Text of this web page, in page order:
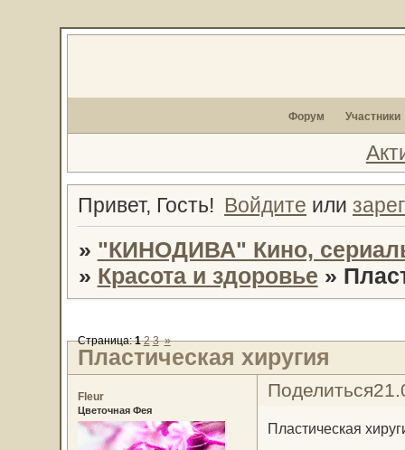
Форум Участники
Привет, Гость! Войдите или
» "КИНОДИВА" Кино,
» Красота и здоровье »
Пластическая хиругия
Страница:1 2 3 »
Поделиться
Fleur
Цветочная Фея
Пластическая